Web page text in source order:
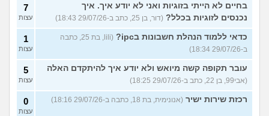
בחיים לא הייתי בזוגיות ואני לא יודע איך. איך
נכנסים לזוגיות בכלל? (דור, בן 25, כתב ב-29/07/26 18:43)
7
עצות
כדאי ללמוד הנהלת חשבונות בipc?
(lili, בת 25, כתבה
ב-29/07/26 18:34)
1
עצות
עובר תקופה קשה מיואש ולא יודע איך להיתקדם האלה
(אבי99, בן 22, כתב ב-29/07/26 18:25)
5
עצות
רכזת שירות ישיר (אנונימית, בת 18, כתבה ב-29/07/26 18:16) 0
עצות